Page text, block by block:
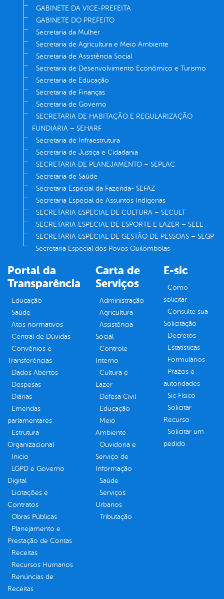
GABINETE DA VICE-PREFEITA
GABINETE DO PREFEITO
Secretaria da Mulher
Secretaria de Agricultura e Meio Ambiente
Secretaria de Assistência Social
Secretaria de Desenvolvimento Econômico e Turismo
Secretaria de Educação
Secretaria de Finanças
Secretaria de Governo
SECRETARIA DE HABITAÇÃO E REGULARIZAÇÃO
FUNDIÁRIA – SEHARF
Secretaria de Infraestrutura
Secretaria de Justiça e Cidadania
SECRETARIA DE PLANEJAMENTO – SEPLAC
Secretaria de Saúde
Secretaria Especial da Fazenda- SEFAZ
Secretaria Especial de Assuntos Indígenas
SECRETARIA ESPECIAL DE CULTURA – SECULT
SECRETARIA ESPECIAL DE ESPORTE E LAZER – SEEL
SECRETARIA ESPECIAL DE GESTÃO DE PESSOAS – SEGP
Secretaria Especial dos Povos Quilombolas
Portal da
Transparência
Educação
Saúde
Atos normativos
Central de Dúvidas
Convênios e
Transferências
Dados Abertos
Despesas
Diárias
Emendas
parlamentares
Estrutura
Organizacional
Inicio
LGPD e Governo
Digital
Licitações e
Contratos
Obras Públicas
Planejamento e
Prestação de Contas
Receitas
Recursos Humanos
Renúncias de
Receitas
Carta de
Serviços
Administração
Agricultura
Assistência
Social
Controle
Interno
Cultura e
Lazer
Defesa Civil
Educação
Meio
Ambiente
Ouvidoria e
Serviço de
Informação
Saúde
Serviços
Urbanos
Tributação
E-sic
Como
solicitar
Consulte sua
Solicitação
Decretos
Estatísticas
Formulários
Prazos e
autoridades
Sic Físico
Solicitar
Recurso
Solicitar um
pedido